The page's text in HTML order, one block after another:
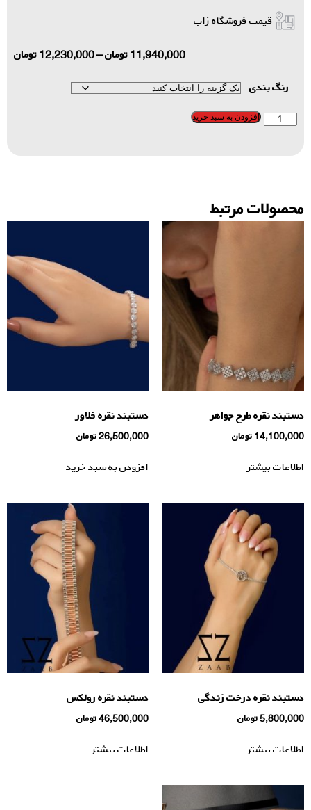
قیمت فروشگاه زاب
11,940,000تومان–
12,230,000تومان
رنگ بندی
افزودن به سبد خرید
محصولات مرتبط
دستبند نقره طرح جواهر
14,100,000 تومان
اطلاعات بیشتر
دستبند نقره فلاور
26,500,000تومان
افزودن به سبد خرید
دستبند نقره درخت زندگی
5,800,000تومان
اطلاعات بیشتر
دستبند نقره رولکس
46,500,000تومان
اطلاعات بیشتر